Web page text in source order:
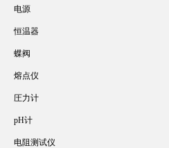
电源
恒温器
蝶阀
熔点仪
圧力计
pH计
电阻测试仪